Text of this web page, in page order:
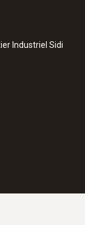
Industriel Sidi